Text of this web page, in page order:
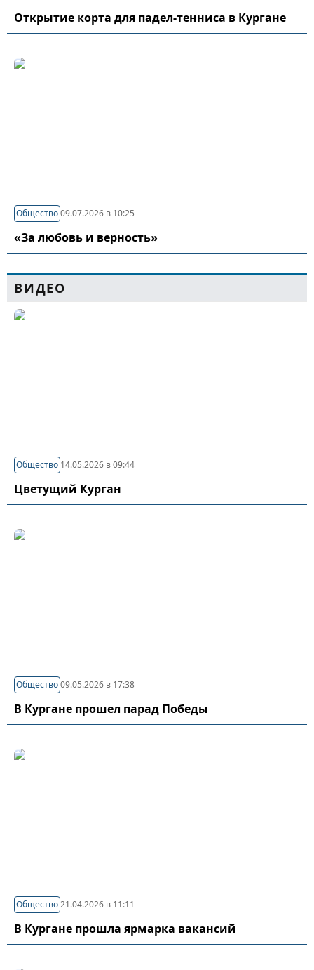
Открытие корта для падел-тенниса в Кургане
Общество09.07.2026 в 10:25
«За любовь и верность»
ВИДЕО
Общество 14.05.2026 в 09:44
Цветущий Курган
Общество09.05.2026 в 17:38
В Кургане прошел парад Победы
Общество21.04.2026 в 11:11
В Кургане прошла ярмарка вакансий